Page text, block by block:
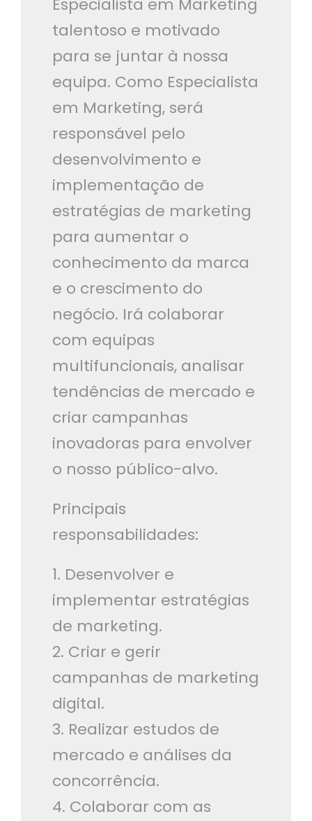
Especialista em Marketing
talentoso e motivado
para se juntar à nossa
equipa. Como Especialista
em Marketing, será
responsável pelo
desenvolvimento e
implementação de
estratégias de marketing
para aumentar o
conhecimento da marca
e o crescimento do
negócio. Irá colaborar
com equipas
multifuncionais, analisar
tendências de mercado e
criar campanhas
inovadoras para envolver
o nosso público-alvo.
Principais
responsabilidades:
1. Desenvolver e
implementar estratégias
de marketing.
2. Criar e gerir
campanhas de marketing
digital.
3. Realizar estudos de
mercado e análises da
concorrência.
4. Colaborar com as